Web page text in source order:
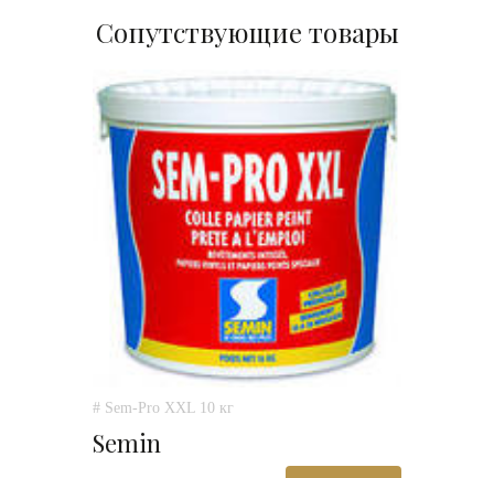
Сопутствующие товары
# Sem-Pro XXL 10 кг
Semin